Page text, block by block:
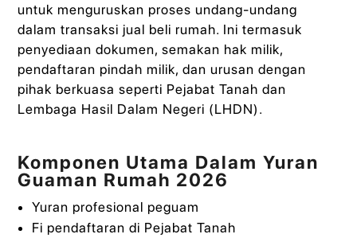
untuk menguruskan proses undang-undang
dalam transaksi jual beli rumah. Ini termasuk
penyediaan dokumen, semakan hak milik,
pendaftaran pindah milik, dan urusan dengan
pihak berkuasa seperti Pejabat Tanah dan
Lembaga Hasil Dalam Negeri (LHDN).
Komponen Utama Dalam Yuran
Guaman Rumah 2026
Yuran profesional peguam
Fi pendaftaran di Pejabat Tanah